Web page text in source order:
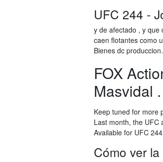
UFC 244 -
y de afectado , y que
caen flotantes como
Bienes dc
FOX
Masvidal .
Keep tuned for more
Last month, the UFC
Available for UFC
Cómo ver